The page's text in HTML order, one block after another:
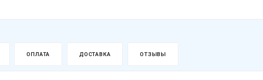
ОПЛАТА ДОСТАВКА ОТЗЫВЫ